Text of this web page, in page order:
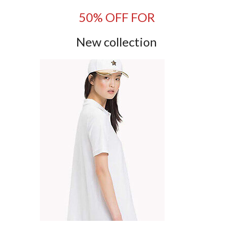
50% OFF FOR
New collection